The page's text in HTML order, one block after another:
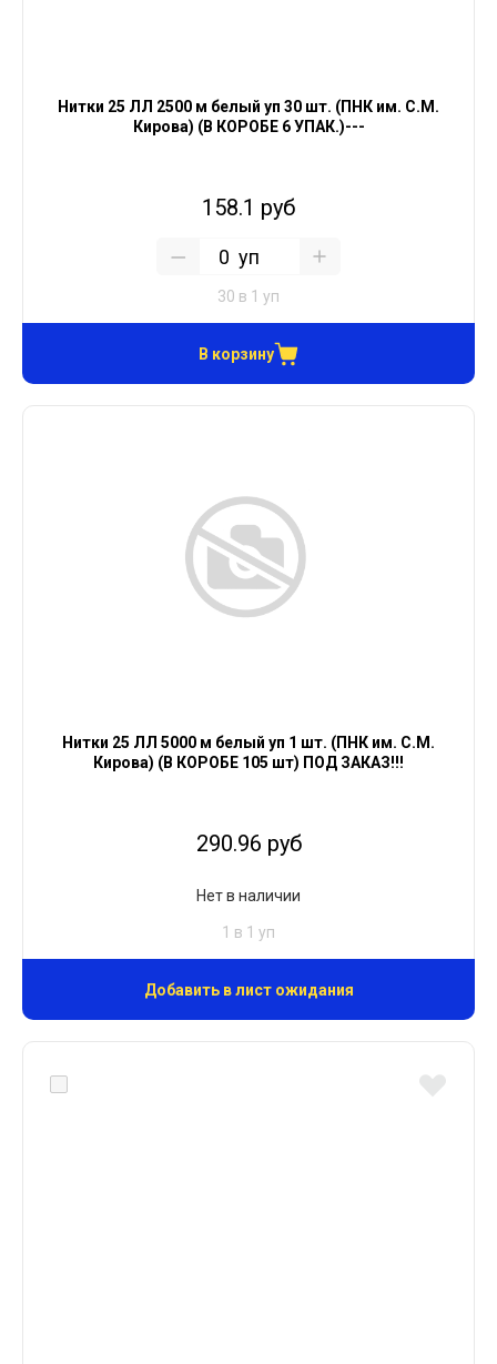
Нитки 25 ЛЛ 2500 м белый уп 30 шт. (ПНК им. С.М.
Кирова) (В КОРОБЕ 6 УПАК.)---
158.1 руб
уп
30 в 1 уп
В корзину
Нитки 25 ЛЛ 5000 м белый уп 1 шт. (ПНК им. С.М.
Кирова) (В КОРОБЕ 105 шт) ПОД ЗАКАЗ!!!
290.96 руб
Нет в наличии
1 в 1 уп
Добавить в лист ожидания